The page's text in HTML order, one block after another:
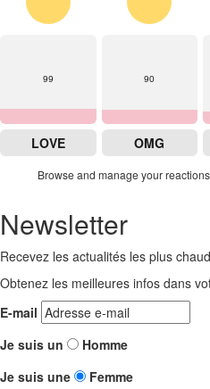
99
LOVE
90
OMG
Browse and manage your
Newsletter
Recevez les actualités les plus
Obtenez les meilleures infos dans
E-mail
Je suis un
Homme
Je suis une
Femme